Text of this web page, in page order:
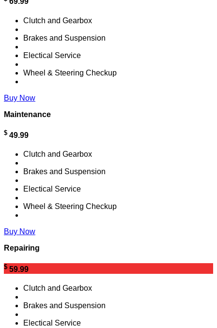
Clutch and Gearbox
Brakes and Suspension
Electical Service
Wheel & Steering Checkup
Buy Now
Maintenance
$ 49.99
Clutch and Gearbox
Brakes and Suspension
Electical Service
Wheel & Steering Checkup
Buy Now
Repairing
$ 59.99
Clutch and Gearbox
Brakes and Suspension
Electical Service